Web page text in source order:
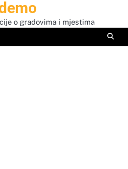
o gradovima i mjestima